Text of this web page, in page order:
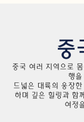
중
중국 여러 지역으로
행을
드넓은 대륙의 웅장
하며 깊은 힐링과 함
여정